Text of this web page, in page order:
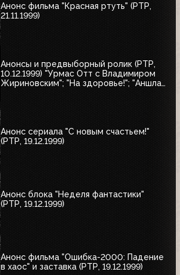
Анонс фильма "Красная ртуть" (РТР,
21.11.1999)
Анонсы и предвыборный ролик (РТР,
10.12.1999) "Урмас Отт с Владимиром
Жириновским"; "На здоровье!"; "Аншлаг.
Анонс сериала "С новым счастьем!"
(РТР, 19.12.1999)
Анонс блока "Неделя фантастики"
(РТР, 19.12.1999)
Анонс фильма "Ошибка-2000: Падение
в хаос" и заставка (РТР, 19.12.1999)